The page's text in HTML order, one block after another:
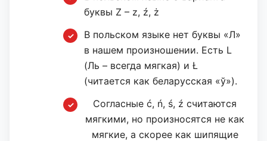
буквы Z – z, ź, ż
В польском языке нет буквы «Л»
в нашем произношении. Есть L
(Ль – всегда мягкая) и Ł
(читается как беларусская «ў»).
Согласные ć, ń, ś, ź считаются
мягкими, но произносятся не как
мягкие, а скорее как шипящие